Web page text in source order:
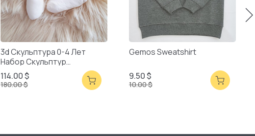
3d Скульптура 0-4 Лет
Набор Скульптур
Смешанная Упаковка
114.00 $
180.00 $
Gemos Sweatshirt
9.50 $
10.00 $